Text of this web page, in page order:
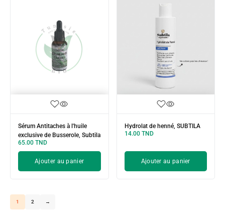
Sérum Antitaches à l'huile
exclusive de Busserole, Subtila
65.00 TND
Ajouter au panier
Hydrolat de henné, SUBTILA
14.00 TND
Ajouter au panier
1 2 →